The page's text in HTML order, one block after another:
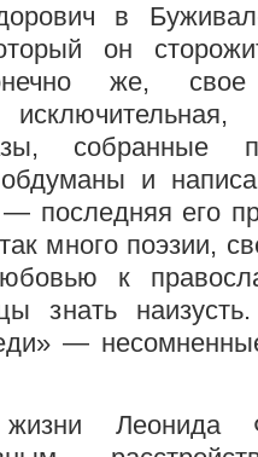
в
он
же,
собранные
и
последняя его
много поэзии,
к
знать
—
Леонида